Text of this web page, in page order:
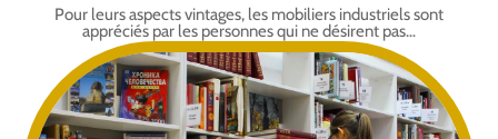
Pour leurs aspects vintages, les mobiliers industriels sont
appréciés par les personnes qui ne désirent pas…